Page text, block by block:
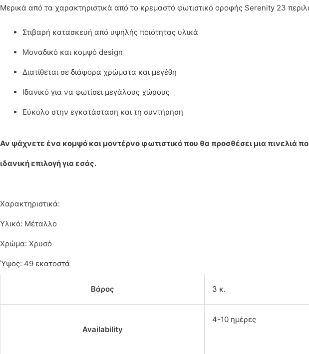
Μερικά από τα χαρακτηριστικά από το κρεμαστό φωτιστικό οροφής Serenity 23
Στιβαρή κατασκευή από υψηλής ποιότητας υλικά
Μοναδικό και κομψό design
Διατίθεται σε διάφορα χρώματα και μεγέθη
Ιδανικό για να φωτίσει μεγάλους χώρους
Εύκολο στην εγκατάσταση και τη συντήρηση
Αν ψάχνετε ένα κομψό και μοντέρνο φωτιστικό που θα προσθέσει μια πινελιά
ιδανική επιλογή για εσάς.
Χαρακτηριστικά:
Υλικό: Μέταλλο
Χρώμα: Χρυσό
Ύψος: 49 εκατοστά
Βάρος 3 κ.
Availability
4-10 ημέρες